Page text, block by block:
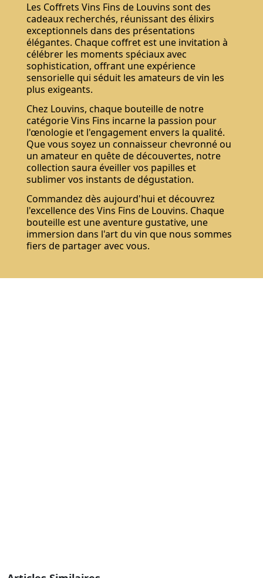
Les Coffrets Vins Fins de Louvins sont des
cadeaux recherchés, réunissant des élixirs
exceptionnels dans des présentations
élégantes. Chaque coffret est une invitation à
célébrer les moments spéciaux avec
sophistication, offrant une expérience
sensorielle qui séduit les amateurs de vin les
plus exigeants.
Chez Louvins, chaque bouteille de notre
catégorie Vins Fins incarne la passion pour
l'œnologie et l'engagement envers la qualité.
Que vous soyez un connaisseur chevronné ou
un amateur en quête de découvertes, notre
collection saura éveiller vos papilles et
sublimer vos instants de dégustation.
Commandez dès aujourd'hui et découvrez
l'excellence des Vins Fins de Louvins. Chaque
bouteille est une aventure gustative, une
immersion dans l'art du vin que nous sommes
fiers de partager avec vous.